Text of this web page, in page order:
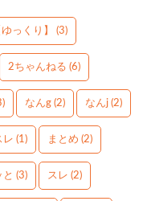
っくり】 (3)
2ちゃんねる (6)
なんg (2) なんj (2)
レ (1) まとめ (2)
と (3) スレ (2)